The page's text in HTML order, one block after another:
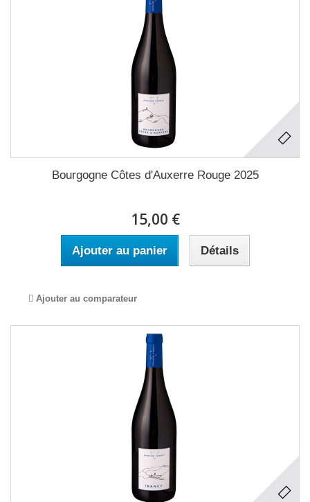
Bourgogne Côtes d'Auxerre Rouge 2025
15,00 €
Ajouter au panier Détails
Ajouter au comparateur